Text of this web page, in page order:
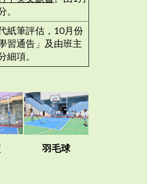
。
紙筆評估，10月份
習通告」及由班主
細項。
羽毛球